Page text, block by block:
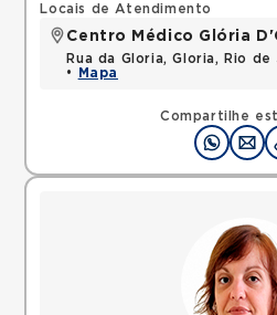
Compartilhe
Locais de Atendimento
Centro Médico Glória
Rua da Gloria, Gloria, Rio de
•
Mapa